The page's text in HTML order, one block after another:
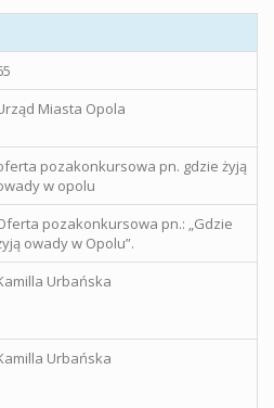
Miasta Opola
pozakonkursowa pn. gdzie żyją
w opolu
pozakonkursowa pn.: „Gdzie
owady w Opolu”.
Urbańska
Urbańska